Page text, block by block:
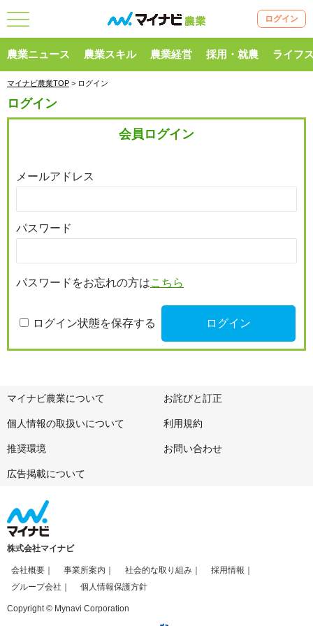
ログイン
農業ニュース 農業スキル 農業経営 採用・就農 ライフ
マイナビ農業TOP > ログイン
ログイン
会員ログイン
メールアドレス
パスワード
パスワードをお忘れの方はこちら
ログイン状態を保存する
マイナビ農業について お詫びと訂正
個人情報の取扱いについて 利用規約
推奨環境 お問い合わせ
広告掲載について
株式会社マイナビ
会社概要 事業所案内 社会的な取り組み
採用情報
グループ会社
個人情報保護方針
Copyright © Mynavi Corporation